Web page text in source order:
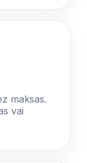
maksas.
vai